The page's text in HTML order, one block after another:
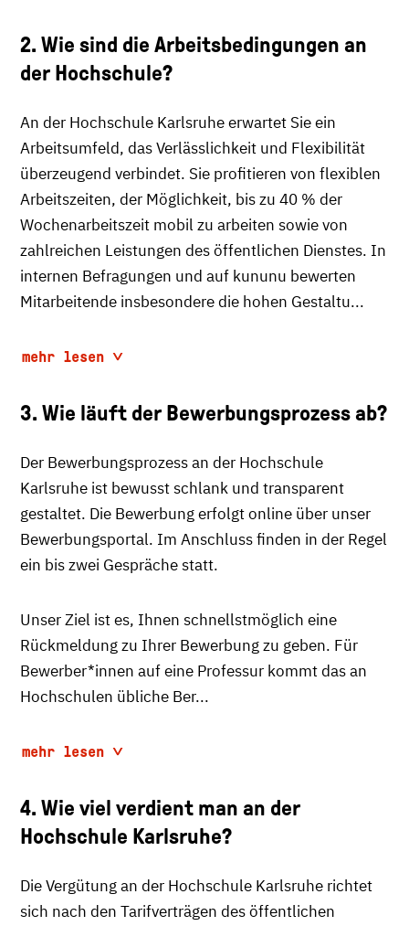
2. Wie sind die Arbeitsbedingungen an
der Hochschule?
An der Hochschule Karlsruhe erwartet Sie ein
Arbeitsumfeld, das Verlässlichkeit und Flexibilität
überzeugend verbindet. Sie profitieren von flexiblen
Arbeitszeiten, der Möglichkeit, bis zu 40 % der
Wochenarbeitszeit mobil zu arbeiten sowie von
zahlreichen Leistungen des öffentlichen Dienstes. In
internen Befragungen und auf kununu bewerten
Mitarbeitende insbesondere die hohen Gestaltu...
mehr lesen
3. Wie läuft der Bewerbungsprozess ab?
Der Bewerbungsprozess an der Hochschule
Karlsruhe ist bewusst schlank und transparent
gestaltet. Die Bewerbung erfolgt online über unser
Bewerbungsportal. Im Anschluss finden in der Regel
ein bis zwei Gespräche statt.
Unser Ziel ist es, Ihnen schnellstmöglich eine
Rückmeldung zu Ihrer Bewerbung zu geben. Für
Bewerber*innen auf eine Professur kommt das an
Hochschulen übliche Ber...
mehr lesen
4. Wie viel verdient man an der
Hochschule Karlsruhe?
Die Vergütung an der Hochschule Karlsruhe richtet
sich nach den Tarifverträgen des öffentlichen